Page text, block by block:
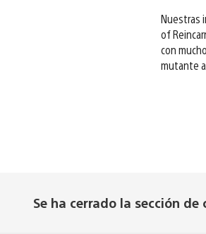
Nuestras
of
con
mutante
Se ha cerrado la sección de